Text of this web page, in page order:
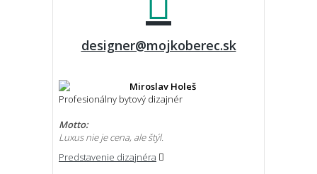
designer@mojkoberec.sk
Miroslav Holeš
Profesionálny bytový dizajnér
Motto:
Luxus nie je cena, ale štýl.
Predstavenie dizajnéra